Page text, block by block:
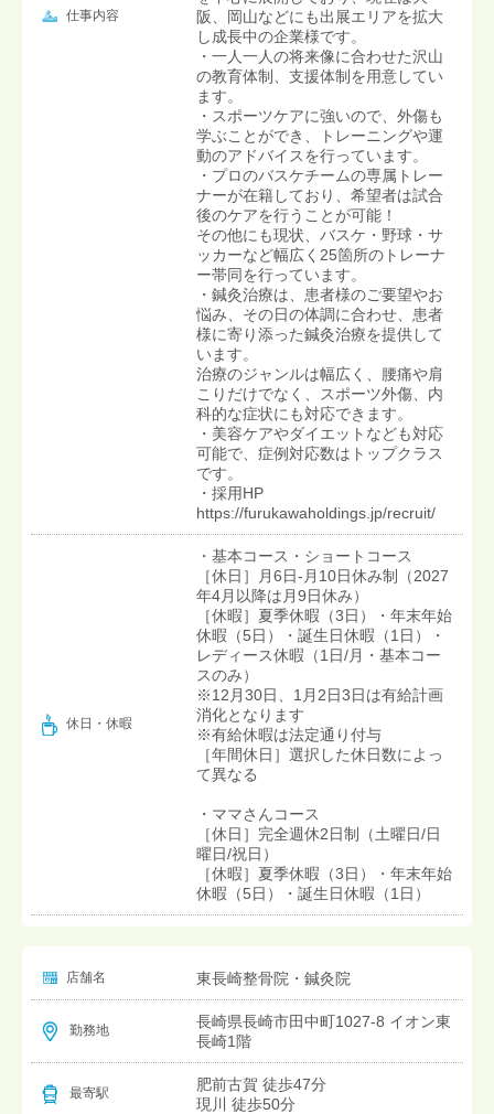
仕事内容
阪、岡山などにも出展エリアを拡大
し成長中の企業様です。
・一人一人の将来像に合わせた沢山
の教育体制、支援体制を用意してい
ます。
・スポーツケアに強いので、外傷も
学ぶことができ、トレーニングや運
動のアドバイスを行っています。
・プロのバスケチームの専属トレー
ナーが在籍しており、希望者は試合
後のケアを行うことが可能！
その他にも現状、バスケ・野球・サ
ッカーなど幅広く25箇所のトレーナ
ー帯同を行っています。
・鍼灸治療は、患者様のご要望やお
悩み、その日の体調に合わせ、患者
様に寄り添った鍼灸治療を提供して
います。
治療のジャンルは幅広く、腰痛や肩
こりだけでなく、スポーツ外傷、内
科的な症状にも対応できます。
・美容ケアやダイエットなども対応
可能で、症例対応数はトップクラス
です。
・採用HP
https://furukawaholdings.jp/recruit/
休日・休暇
・基本コース・ショートコース
［休日］月6日-月10日休み制（2027
年4月以降は月9日休み）
［休暇］夏季休暇（3日）・年末年始
休暇（5日）・誕生日休暇（1日）・
レディース休暇（1日/月・基本コー
スのみ）
※12月30日、1月2日3日は有給計画
消化となります
※有給休暇は法定通り付与
［年間休日］選択した休日数によっ
て異なる
・ママさんコース
［休日］完全週休2日制（土曜日/日
曜日/祝日）
［休暇］夏季休暇（3日）・年末年始
休暇（5日）・誕生日休暇（1日）
店舗名 東長崎整骨院・鍼灸院
勤務地
長崎県長崎市田中町1027-8 イオン東
長崎1階
最寄駅
肥前古賀 徒歩47分
現川 徒歩50分